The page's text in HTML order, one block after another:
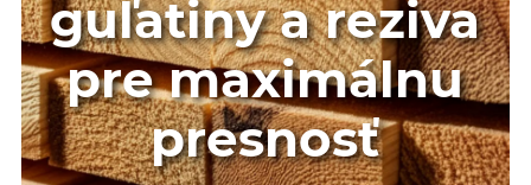
guľatiny a reziva
pre maximálnu
presnosť